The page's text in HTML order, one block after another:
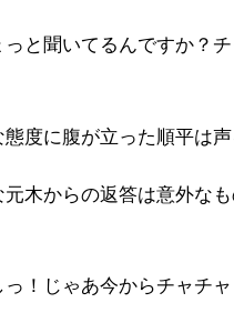
っと聞いてるんですか？
度に腹が立った順平は声
元木からの返答は意外なも
っ！じゃあ今からチャチ